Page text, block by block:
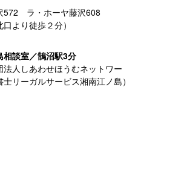
572 ラ・ホーヤ藤沢608
口より徒歩２分）
相談室／鵠沼駅3分
法人しあわせほうむネットワー
リーガルサービス湘南江ノ島）